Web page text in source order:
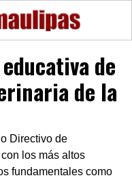
de
de la
Directivo de
los más altos
fundamentales como